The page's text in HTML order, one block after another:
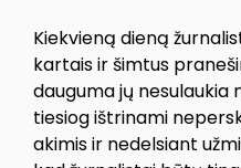
Kiekvieną dieną
kartais ir šimtus
dauguma jų nesulaukia
tiesiog ištrinami
akimis ir nedelsiant